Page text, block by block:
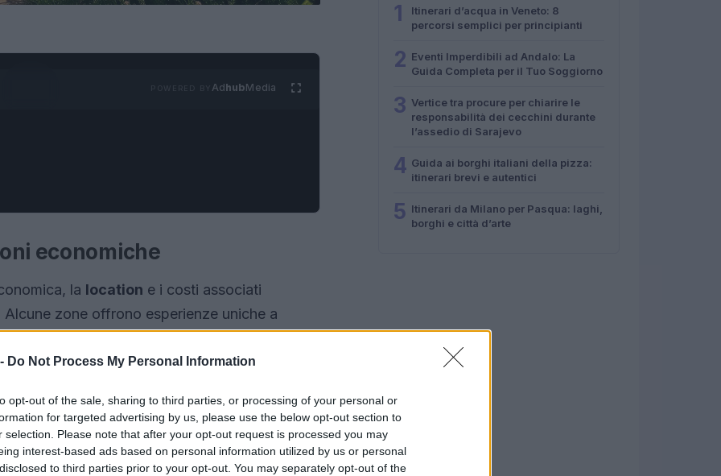
Do Not Process My Personal Information
opt-out of the sale, sharing to third parties, or processing of your personal or
for targeted advertising by us, please use the below opt-out section to
selection. Please note that after your opt-out request is processed you may
interest-based ads based on personal information utilized by us or personal
to third parties prior to your opt-out. You may separately opt-out of the
AdhubMedia
economiche
la location e i costi associati
zone offrono esperienze uniche a
nei dintorni di Milano, come
molte opportunità senza necessitare di un
1
Itinerari d’acqua in Veneto: 8
percorsi semplici per principianti
2 Eventi Imperdibili ad Andalo: La
Guida Completa per il Tuo Soggiorno
3 Vertice tra procure per chiarire le
responsabilità dei cecchini durante
l’assedio di Sarajevo
4 Guida ai borghi italiani della pizza:
itinerari brevi e autentici
5 Itinerari da Milano per Pasqua: laghi,
borghi e città d’arte